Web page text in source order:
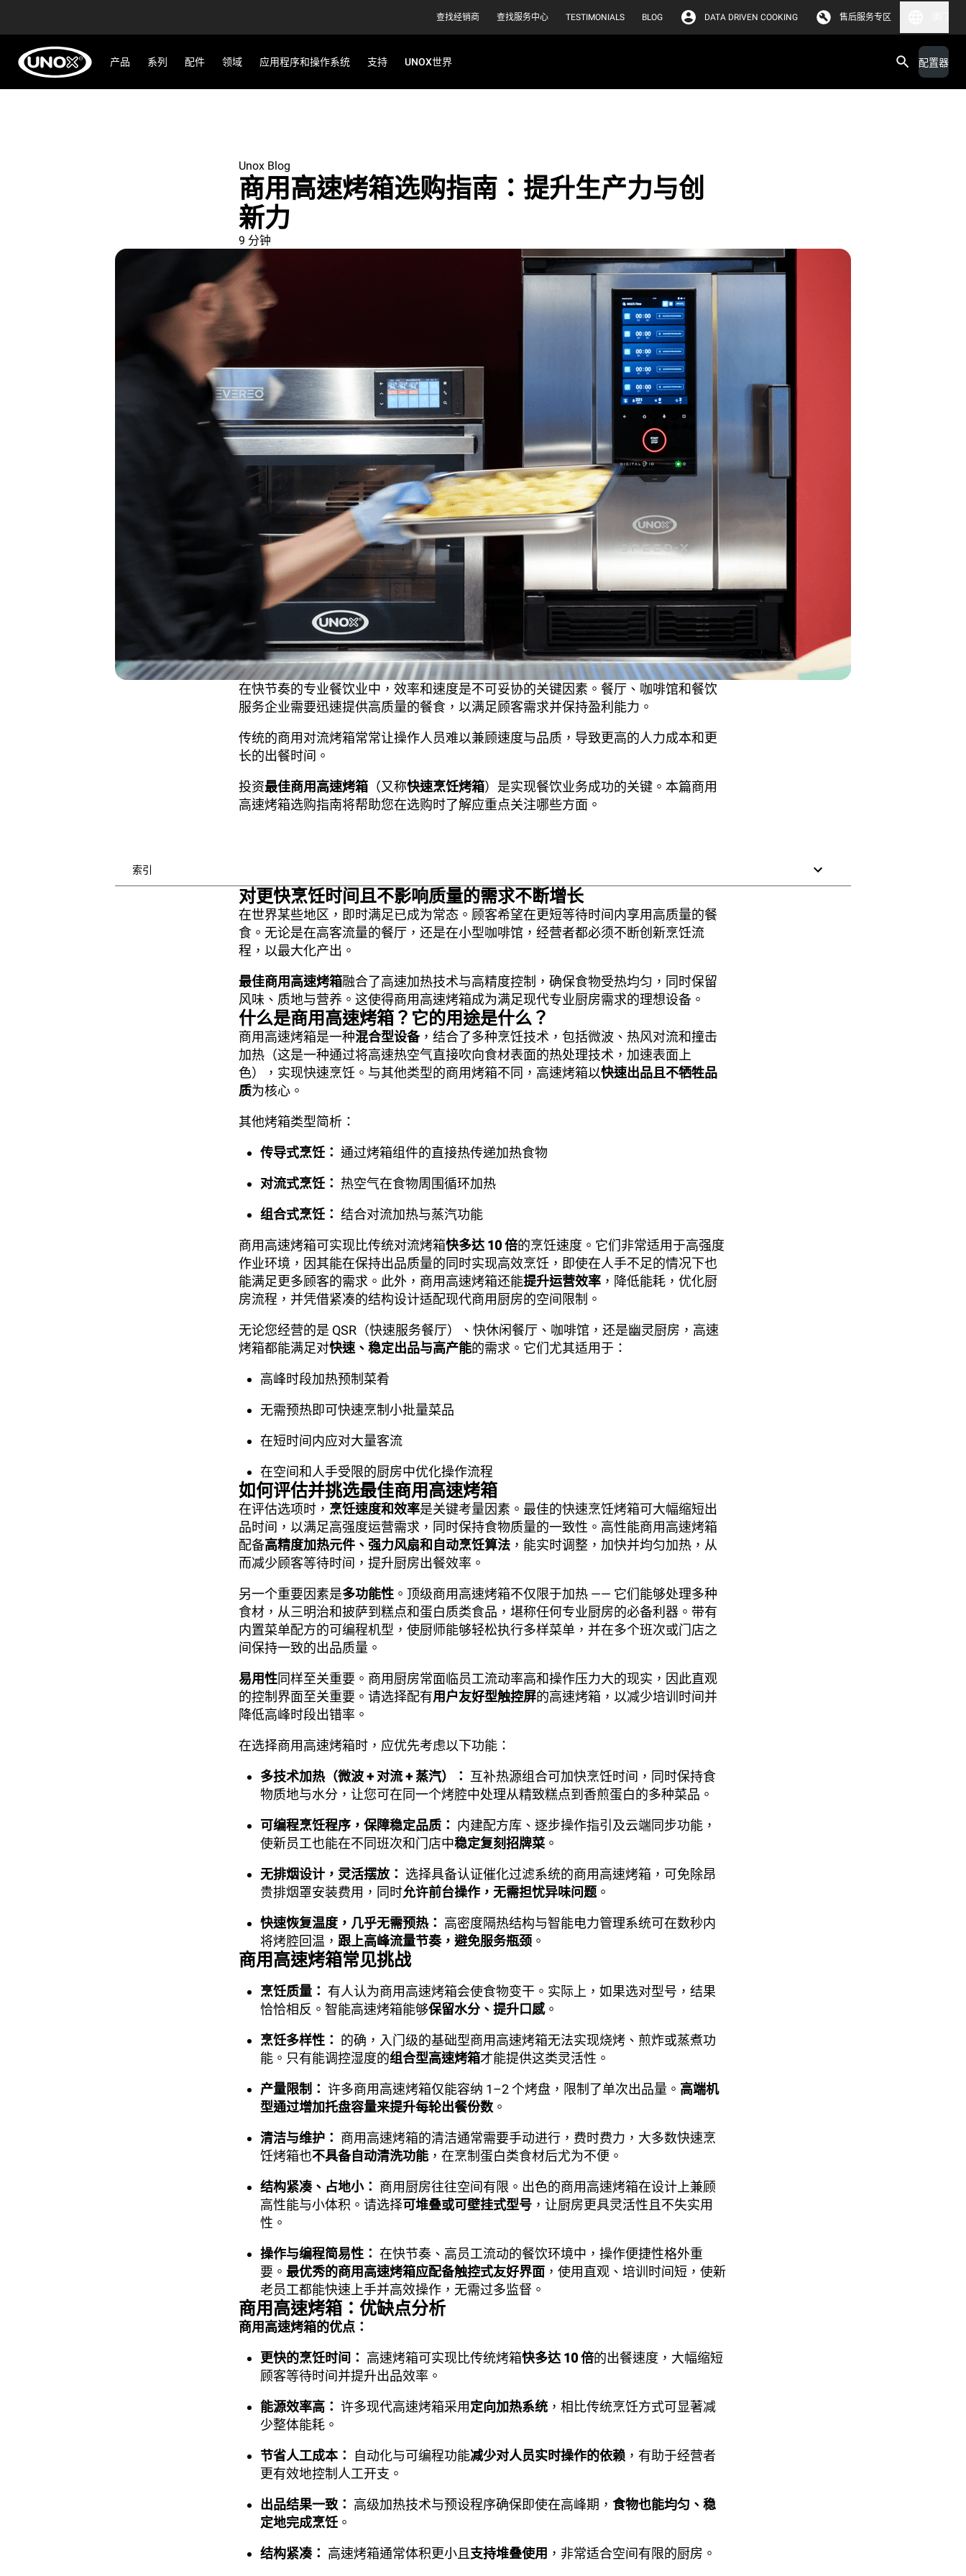
查找经销商 查找服务中心 TESTIMONIALS BLOG DATA DRIVEN COOKING 售后服务专区
产品 系列 配件 领域 应用程序和操作系统 支持 UNOX世界 配置器
Unox Blog
商用高速烤箱选购指南：提升生产力与创
新力
9 分钟
在快节奏的专业餐饮业中，效率和速度是不可妥协的关键因素。餐厅、咖啡馆和餐饮
服务企业需要迅速提供高质量的餐食，以满足顾客需求并保持盈利能力。
传统的商用对流烤箱常常让操作人员难以兼顾速度与品质，导致更高的人力成本和更
长的出餐时间。
投资最佳商用高速烤箱 （又称快速烹饪烤箱）是实现餐饮业务成功的关键。本篇商用
高速烤箱选购指南将帮助您在选购时了解应重点关注哪些方面。
索引
对更快烹饪时间且不影响质量的需求不断增长
在世界某些地区，即时满足已成为常态。顾客希望在更短等待时间内享用高质量的餐
食。无论是在高客流量的餐厅，还是在小型咖啡馆，经营者都必须不断创新烹饪流
程，以最大化产出。
最佳商用高速烤箱融合了高速加热技术与高精度控制，确保食物受热均匀，同时保留
风味、质地与营养。这使得商用高速烤箱成为满足现代专业厨房需求的理想设备。
什么是商用高速烤箱？它的用途是什么？
商用高速烤箱是一种混合型设备，结合了多种烹饪技术，包括微波、热风对流和撞击
加热（这是一种通过将高速热空气直接吹向食材表面的热处理技术，加速表面上
色），实现快速烹饪。与其他类型的商用烤箱不同，高速烤箱以快速出品且不牺牲品
质为核心。
其他烤箱类型简析：
传导式烹饪： 通过烤箱组件的直接热传递加热食物
对流式烹饪： 热空气在食物周围循环加热
组合式烹饪： 结合对流加热与蒸汽功能
商用高速烤箱可实现比传统对流烤箱快多达 10 倍的烹饪速度。它们非常适用于高强度
作业环境，因其能在保持出品质量的同时实现高效烹饪，即使在人手不足的情况下也
能满足更多顾客的需求。此外，商用高速烤箱还能提升运营效率 ，降低能耗，优化厨
房流程，并凭借紧凑的结构设计适配现代商用厨房的空间限制。
无论您经营的是 QSR（快速服务餐厅）、快休闲餐厅、咖啡馆，还是幽灵厨房，高速
烤箱都能满足对快速、稳定出品与高产能的需求。它们尤其适用于：
高峰时段加热预制菜肴
无需预热即可快速烹制小批量菜品
在短时间内应对大量客流
在空间和人手受限的厨房中优化操作流程
如何评估并挑选最佳商用高速烤箱
在评估选项时， 烹饪速度和效率是关键考量因素。最佳的快速烹饪烤箱可大幅缩短出
品时间，以满足高强度运营需求，同时保持食物质量的一致性。高性能商用高速烤箱
配备高精度加热元件、强力风扇和自动烹饪算法 ，能实时调整，加快并均匀加热，从
而减少顾客等待时间，提升厨房出餐效率。
另一个重要因素是多功能性 。顶级商用高速烤箱不仅限于加热 —— 它们能够处理多种
食材，从三明治和披萨到糕点和蛋白质类食品，堪称任何专业厨房的必备利器。带有
内置菜单配方的可编程机型，使厨师能够轻松执行多样菜单，并在多个班次或门店之
间保持一致的出品质量。
易用性同样至关重要。商用厨房常面临员工流动率高和操作压力大的现实，因此直观
的控制界面至关重要。请选择配有用户友好型触控屏的高速烤箱，以减少培训时间并
降低高峰时段出错率。
在选择商用高速烤箱时，应优先考虑以下功能：
多技术加热（微波 + 对流 + 蒸汽）： 互补热源组合可加快烹饪时间，同时保持食
物质地与水分，让您可在同一个烤腔中处理从精致糕点到香煎蛋白的多种菜品。
可编程烹饪程序，保障稳定品质： 内建配方库、逐步操作指引及云端同步功能，
使新员工也能在不同班次和门店中稳定复刻招牌菜 。
无排烟设计，灵活摆放： 选择具备认证催化过滤系统的商用高速烤箱，可免除昂
贵排烟罩安装费用，同时允许前台操作，无需担忧异味问题 。
快速恢复温度，几乎无需预热： 高密度隔热结构与智能电力管理系统可在数秒内
将烤腔回温， 跟上高峰流量节奏，避免服务瓶颈 。
商用高速烤箱常见挑战
烹饪质量： 有人认为商用高速烤箱会使食物变干。实际上，如果选对型号，结果
恰恰相反。智能高速烤箱能够保留水分、提升口感。
烹饪多样性： 的确，入门级的基础型商用高速烤箱无法实现烧烤、煎炸或蒸煮功
能。只有能调控湿度的组合型高速烤箱才能提供这类灵活性。
产量限制： 许多商用高速烤箱仅能容纳 1–2 个烤盘，限制了单次出品量。 高端机
型通过增加托盘容量来提升每轮出餐份数 。
清洁与维护： 商用高速烤箱的清洁通常需要手动进行，费时费力，大多数快速烹
饪烤箱也不具备自动清洗功能，在烹制蛋白类食材后尤为不便。
结构紧凑、占地小： 商用厨房往往空间有限。出色的商用高速烤箱在设计上兼顾
高性能与小体积。请选择可堆叠或可壁挂式型号 ，让厨房更具灵活性且不失实用
性。
操作与编程简易性： 在快节奏、高员工流动的餐饮环境中，操作便捷性格外重
要。 最优秀的商用高速烤箱应配备触控式友好界面 ，使用直观、培训时间短，使新
老员工都能快速上手并高效操作，无需过多监督。
商用高速烤箱：优缺点分析
商用高速烤箱的优点：
更快的烹饪时间： 高速烤箱可实现比传统烤箱快多达 10 倍的出餐速度，大幅缩短
顾客等待时间并提升出品效率。
能源效率高： 许多现代高速烤箱采用定向加热系统 ，相比传统烹饪方式可显著减
少整体能耗。
节省人工成本： 自动化与可编程功能减少对人员实时操作的依赖 ，有助于经营者
更有效地控制人工开支。
出品结果一致： 高级加热技术与预设程序确保即使在高峰期， 食物也能均匀、稳
定地完成烹饪 。
结构紧凑： 高速烤箱通常体积更小且 支持堆叠使用 ，非常适合空间有限的厨房。